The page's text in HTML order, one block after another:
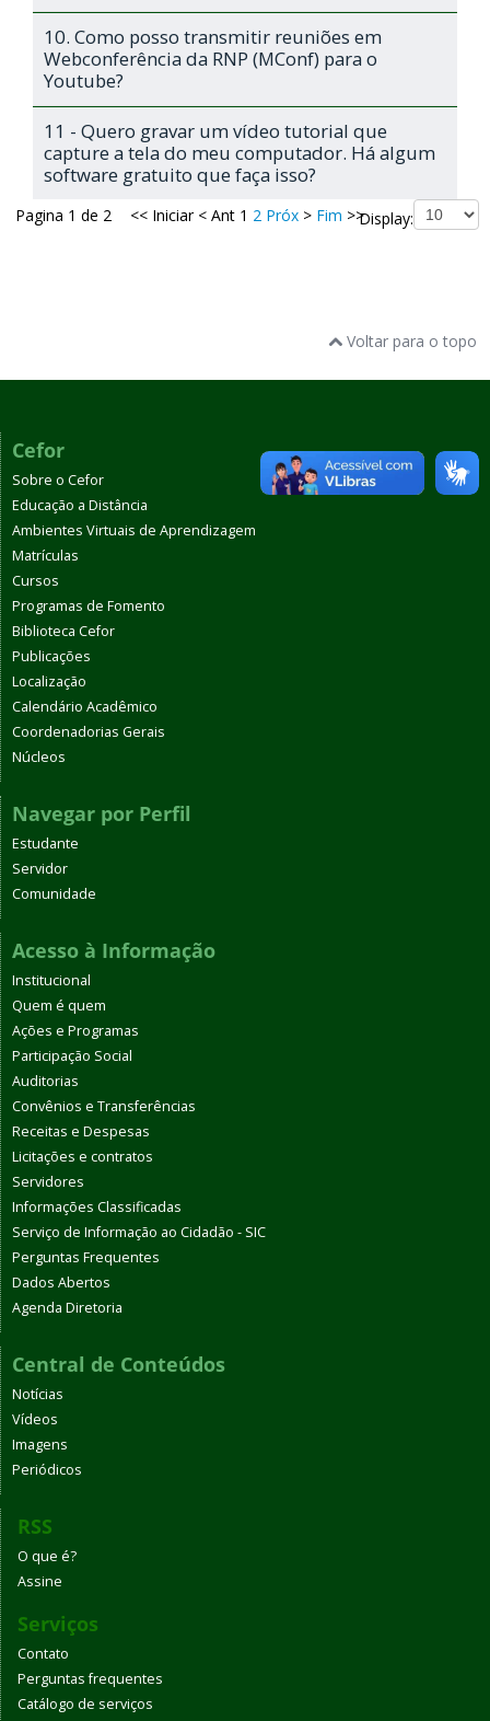
10. Como posso transmitir reuniões em
Webconferência da RNP (MConf) para o
Youtube?
11 - Quero gravar um vídeo tutorial que
capture a tela do meu computador. Há algum
software gratuito que faça isso?
Display:
<< Iniciar< Ant 1 2 Próx > Fim >>
Pagina 1 de 2
Voltar para o topo
Cefor
Sobre o Cefor
Educação a Distância
Ambientes Virtuais de Aprendizagem
Matrículas
Cursos
Programas de Fomento
Biblioteca Cefor
Publicações
Localização
Calendário Acadêmico
Coordenadorias Gerais
Núcleos
Navegar por Perfil
Estudante
Servidor
Comunidade
Acesso à Informação
Institucional
Quem é quem
Ações e Programas
Participação Social
Auditorias
Convênios e Transferências
Receitas e Despesas
Licitações e contratos
Servidores
Informações Classificadas
Serviço de Informação ao Cidadão - SIC
Perguntas Frequentes
Dados Abertos
Agenda Diretoria
Central de Conteúdos
Notícias
Vídeos
Imagens
Periódicos
RSS
O que é?
Assine
Serviços
Contato
Perguntas frequentes
Catálogo de serviços